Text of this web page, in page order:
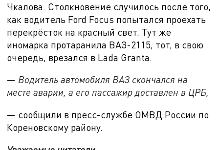
Чкалова. Столкновение случилось после того,
как водитель Ford Focus попытался проехать
перекрёсток на красный свет. Тут же
иномарка протаранила ВАЗ-2115, тот, в свою
очередь, врезался в Lada Granta.
— Водитель автомобиля ВАЗ скончался на
месте аварии, а его пассажир доставлен в ЦРБ,
— сообщили в пресс-службе ОМВД России по
Кореновскому району.